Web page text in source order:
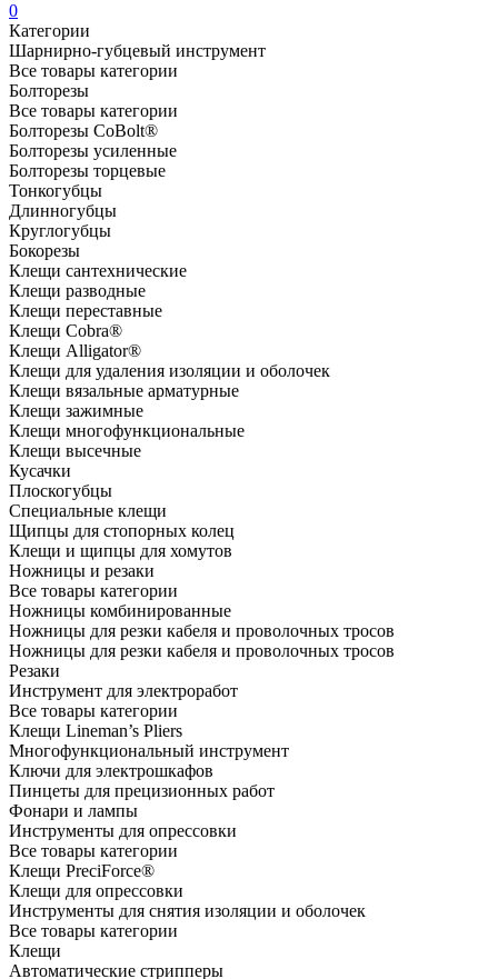
0
Категории
Шарнирно-губцевый инструмент
Все товары категории
Болторезы
Все товары категории
Болторезы CoBolt®
Болторезы усиленные
Болторезы торцевые
Тонкогубцы
Длинногубцы
Круглогубцы
Бокорезы
Клещи сантехнические
Клещи разводные
Клещи переставные
Клещи Cobra®
Клещи Alligator®
Клещи для удаления изоляции и оболочек
Клещи вязальные арматурные
Клещи зажимные
Клещи многофункциональные
Клещи высечные
Кусачки
Плоскогубцы
Специальные клещи
Щипцы для стопорных колец
Клещи и щипцы для хомутов
Ножницы и резаки
Все товары категории
Ножницы комбинированные
Ножницы для резки кабеля и проволочных тросов
Ножницы для резки кабеля и проволочных тросов
Резаки
Инструмент для электроработ
Все товары категории
Клещи Lineman’s Pliers
Многофункциональный инструмент
Ключи для электрошкафов
Пинцеты для прецизионных работ
Фонари и лампы
Инструменты для опрессовки
Все товары категории
Клещи PreciForce®
Клещи для опрессовки
Инструменты для снятия изоляции и оболочек
Все товары категории
Клещи
Автоматические стрипперы